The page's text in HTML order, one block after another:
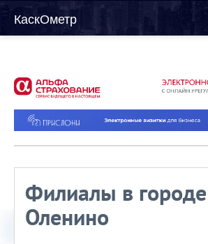
КаскОметр
Филиалы в городе
Оленино